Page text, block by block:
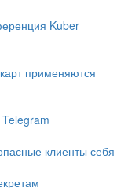
Kuber
применяются
клиенты себя